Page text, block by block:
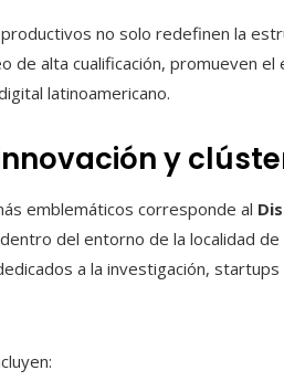
no solo redefinen la
de alta cualificación, promueven
latinoamericano.
y
emblemáticos corresponde al
del entorno de la localidad
a la investigación,